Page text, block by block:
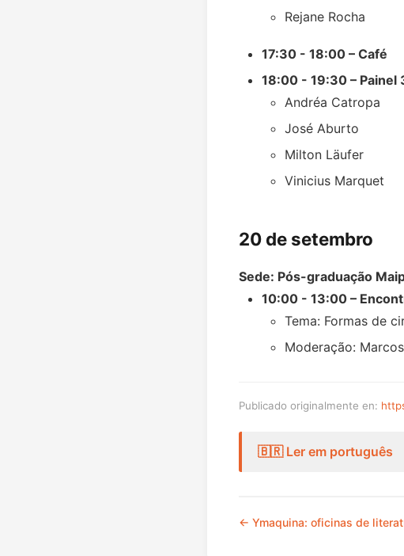
Rejane Rocha
17:30 - 18:00 – Café
18:00 - 19:30 –
Andréa Catropa
José Aburto
Milton Läufer
Vinicius Marquet
20 de setembro
Sede: Pós-graduação
10:00 - 13:00 –
Tema: Formas de
Moderação:
Publicado originalmente en:
🇧🇷 Ler em português
← Ymaquina: oficinas de